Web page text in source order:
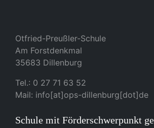
Otfried-Preußler-Schule
Am Forstdenkmal
35683 Dillenburg
Tel.: 0 27 71 63 52
Mail: info[at]ops-dillenburg[dot]de
Schule mit Förderschwerpunkt